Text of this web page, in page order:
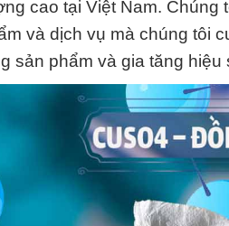
cao tại Việt Nam. Chúng
và dịch vụ mà chúng tôi
sản phẩm và gia tăng hiệu